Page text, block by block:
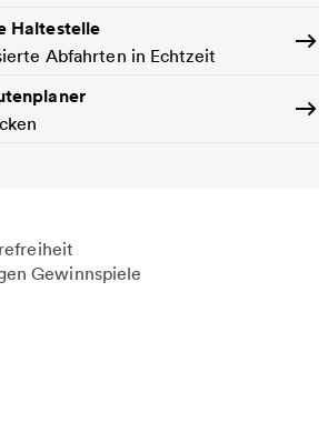
Haltestelle
Abfahrten in Echtzeit
Gewinnspiele